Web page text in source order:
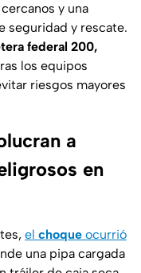
y una
seguridad y rescate.
federal 200,
los equipos
riesgos mayores
a
en
el choque ocurrió
una pipa cargada